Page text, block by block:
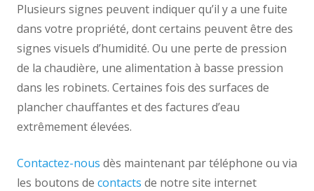
Plusieurs signes peuvent indiquer qu’il y a une fuite
dans votre propriété, dont certains peuvent être des
signes visuels d’humidité. Ou une perte de pression
de la chaudière, une alimentation à basse pression
dans les robinets. Certaines fois des surfaces de
plancher chauffantes et des factures d’eau
extrêmement élevées.
Contactez-nous dès maintenant par téléphone ou via
les boutons de contacts de notre site internet